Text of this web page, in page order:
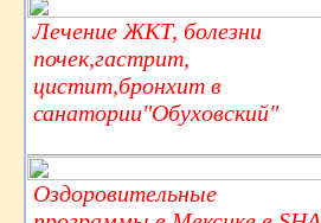
Лечение ЖКТ, болезни
почек,гастрит,
цистит,бронхит в
санатории"Обуховский"
Оздоровительные